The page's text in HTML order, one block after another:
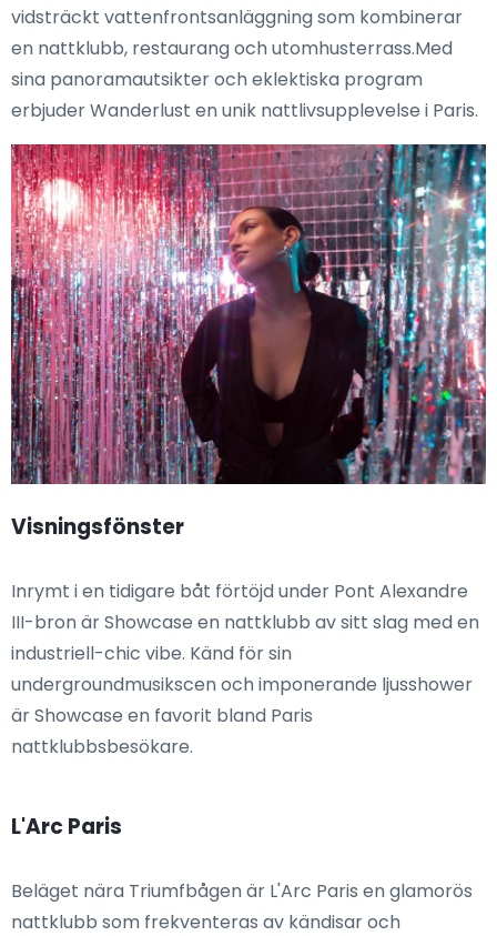
vidsträckt vattenfrontsanläggning som kombinerar
en nattklubb, restaurang och utomhusterrass.Med
sina panoramautsikter och eklektiska program
erbjuder Wanderlust en unik nattlivsupplevelse i Paris.
Visningsfönster
Inrymt i en tidigare båt förtöjd under Pont Alexandre
III-bron är Showcase en nattklubb av sitt slag med en
industriell-chic vibe. Känd för sin
undergroundmusikscen och imponerande ljusshower
är Showcase en favorit bland Paris
nattklubbsbesökare.
L'Arc Paris
Beläget nära Triumfbågen är L'Arc Paris en glamorös
nattklubb som frekventeras av kändisar och